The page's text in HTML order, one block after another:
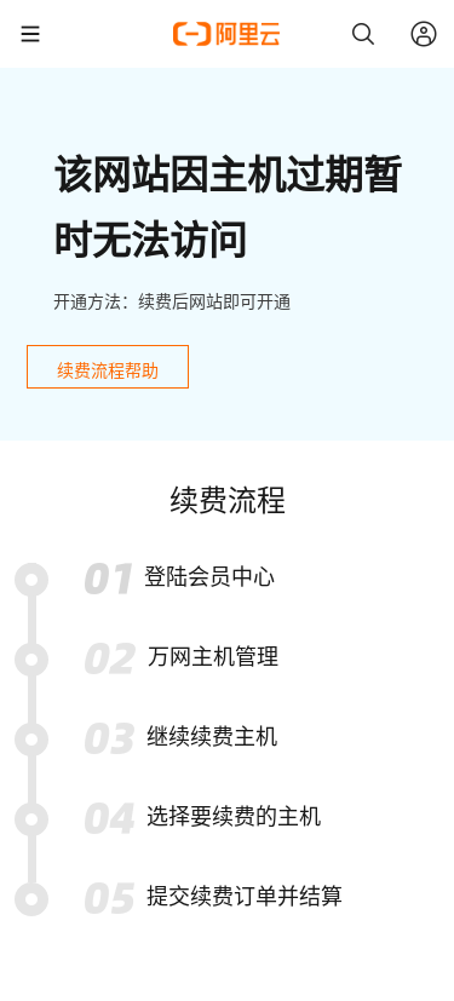
该网站因主机过期暂
时无法访问
开通方法：续费后网站即可开通
续费流程帮助
续费流程
登陆会员中心
万网主机管理
继续续费主机
选择要续费的主机
提交续费订单并结算